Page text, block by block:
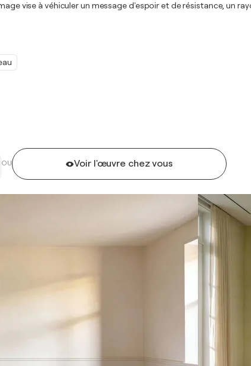
OU Voir l'œuvre chez vous
vise à véhiculer un message d'espoir et de résistance, un